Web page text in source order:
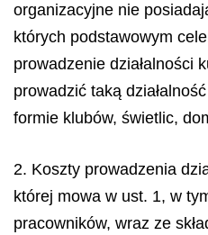
organizacyjne nie
których podstawowym
prowadzenie działalności
prowadzić taką
formie klubów, świetlic,
2. Koszty prowadzenia
której mowa w ust. 1, w
pracowników, wraz ze